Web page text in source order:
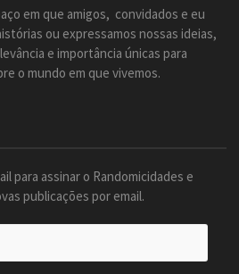
em que amigos, convidados e eu
ou expressamos nossas ideias,
e importância únicas para
o mundo em que vivemos.
para assinar o Randomicidades e
publicações por email.